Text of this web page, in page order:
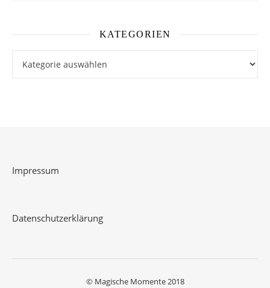
KATEGORIEN
Impressum
Datenschutzerklärung
© Magische Momente 2018